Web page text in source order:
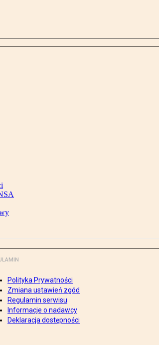
Polityka Prywatności
Zmiana ustawień zgód
Regulamin serwisu
Informacje o nadawcy
Deklaracja dostępności